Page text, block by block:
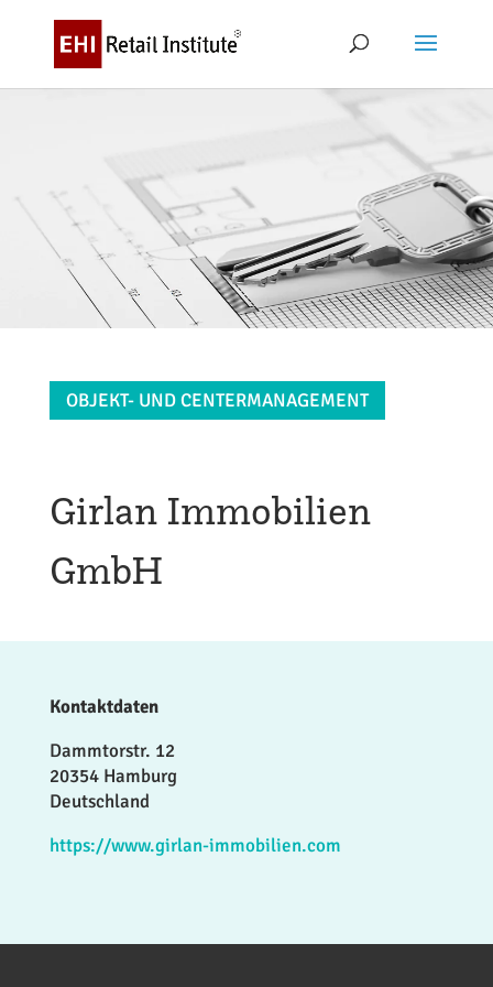
OBJEKT- UND CENTERMANAGEMENT
Girlan Immobilien
GmbH
Kontaktdaten
Dammtorstr. 12
20354 Hamburg
Deutschland
https://www.girlan-immobilien.com